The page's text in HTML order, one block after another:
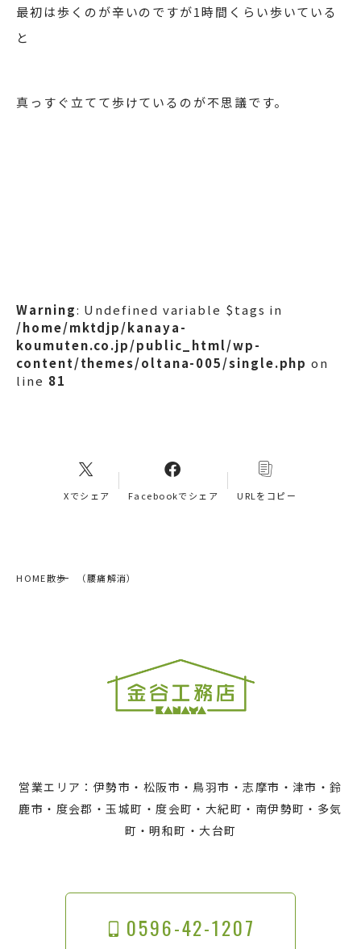
最初は歩くのが辛いのですが1時間くらい歩いている
と
真っすぐ立てて歩けているのが不思議です。
Warning: Undefined variable $tags in
/home/mktdjp/kanaya-
koumuten.co.jp/public_html/wp-
content/themes/oltana-005/single.php on
line 81
Xでシェア Facebookでシェア URLをコピー
HOME散歩 （腰痛解消）
営業エリア：伊勢市・松阪市・鳥羽市・志摩市・津市・鈴
鹿市・度会郡・玉城町・度会町・大紀町・南伊勢町・多気
町・明和町・大台町
0596-42-1207